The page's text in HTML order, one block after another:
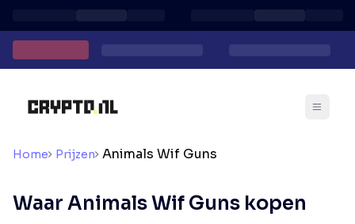
Home Prijzen Animals Wif Guns
Waar Animals Wif Guns kopen